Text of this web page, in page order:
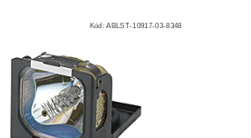
Kód:ABLST-10917-03-8348